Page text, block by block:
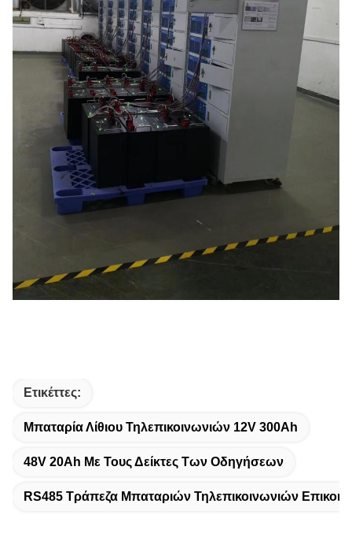
Ετικέττες:
Μπαταρία Λίθιου Τηλεπικοινωνιών 12V 300Ah
48V 20Ah Με Τους Δείκτες Των Οδηγήσεων
RS485 Τράπεζα Μπαταριών Τηλεπικοινωνιών